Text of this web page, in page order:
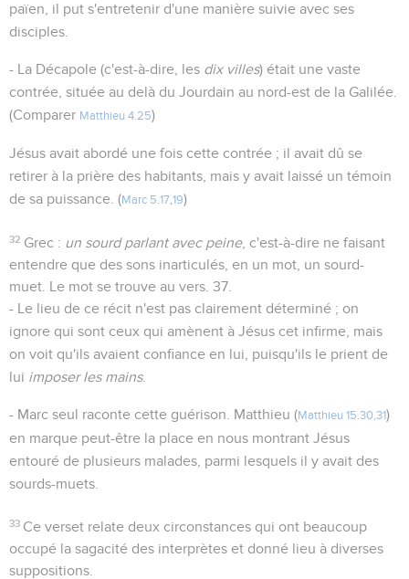
païen, il put s'entretenir d'une manière suivie avec ses
disciples.
- La Décapole (c'est-à-dire, les dix villes) était une vaste
contrée, située au delà du Jourdain au nord-est de la Galilée.
(Comparer Matthieu 4.25)
Jésus avait abordé une fois cette contrée ; il avait dû se
retirer à la prière des habitants, mais y avait laissé un témoin
de sa puissance. (Marc 5.17 19)
32 Grec : un sourd parlant avec peine, c'est-à-dire ne faisant
entendre que des sons inarticulés, en un mot, un sourd-
muet. Le mot se trouve au vers. 37.
- Le lieu de ce récit n'est pas clairement déterminé ; on
ignore qui sont ceux qui amènent à Jésus cet infirme, mais
on voit qu'ils avaient confiance en lui, puisqu'ils le prient de
lui imposer les mains.
- Marc seul raconte cette guérison. Matthieu (Matthieu 15.30,31)
en marque peut-être la place en nous montrant Jésus
entouré de plusieurs malades, parmi lesquels il y avait des
sourds-muets.
33 Ce verset relate deux circonstances qui ont beaucoup
occupé la sagacité des interprètes et donné lieu à diverses
suppositions.